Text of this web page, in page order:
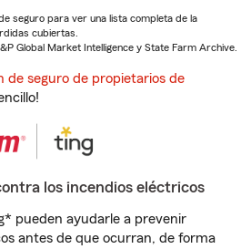
seguro para ver una lista completa de la
cubiertas.
Global Market Intelligence y State Farm Archive.
de seguro de propietarios de
los incendios eléctricos
pueden ayudarle a prevenir
antes de que ocurran, de forma